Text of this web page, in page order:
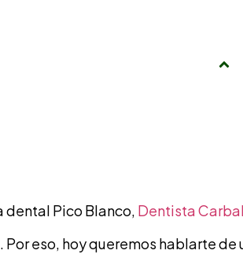
dental Pico Blanco, Dentista
eso, hoy queremos hablarte de